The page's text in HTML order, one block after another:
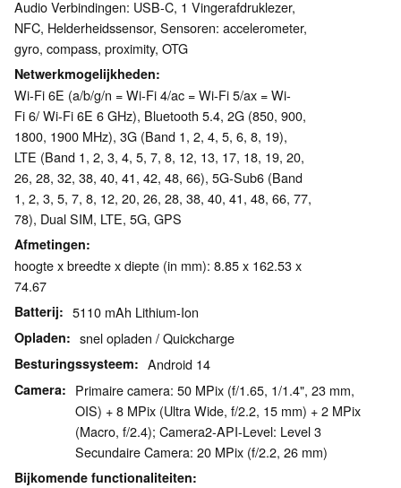
Audio Verbindingen: USB-C, 1 Vingerafdruklezer,
NFC, Helderheidssensor, Sensoren: accelerometer,
gyro, compass, proximity, OTG
Netwerkmogelijkheden
Wi-Fi 6E (a/b/g/n = Wi-Fi 4/ac = Wi-Fi 5/ax = Wi-
Fi 6/ Wi-Fi 6E 6 GHz), Bluetooth 5.4, 2G (850, 900,
1800, 1900 MHz), 3G (Band 1, 2, 4, 5, 6, 8, 19),
LTE (Band 1, 2, 3, 4, 5, 7, 8, 12, 13, 17, 18, 19, 20,
26, 28, 32, 38, 40, 41, 42, 48, 66), 5G-Sub6 (Band
1, 2, 3, 5, 7, 8, 12, 20, 26, 28, 38, 40, 41, 48, 66, 77,
78), Dual SIM, LTE, 5G, GPS
Afmetingen
hoogte x breedte x diepte (in mm): 8.85 x 162.53 x
74.67
Batterij 5110 mAh Lithium-Ion
Opladen snel opladen / Quickcharge
Besturingssysteem Android 14
Camera
Primaire camera: 50 MPix (f/1.65, 1/1.4", 23 mm,
OIS) + 8 MPix (Ultra Wide, f/2.2, 15 mm) + 2 MPix
(Macro, f/2.4); Camera2-API-Level: Level 3
Secundaire Camera: 20 MPix (f/2.2, 26 mm)
Bijkomende functionaliteiten